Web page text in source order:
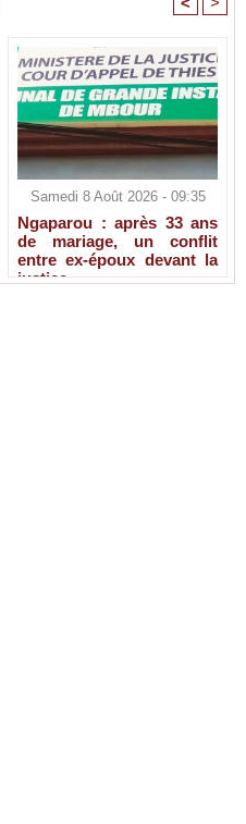
Samedi 8 Août 2026 - 09:35
Ngaparou : après 33 ans
de mariage, un conflit
entre ex-époux devant la
justice